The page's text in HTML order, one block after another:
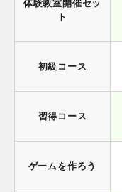
体験教室開催セッ
ト
初級コース
習得コース
ゲームを作ろう